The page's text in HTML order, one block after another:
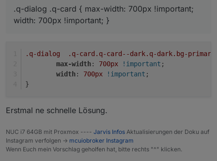
	max-width: 700px !important;
	width: 700px !important;
welche du für Dein System brauchst .
Menü vom Widget:
.q-dialog .q-card { max-width: 700px !important;
width: 700px !important; }
.q-dialog .q-card .q-card--dark.q-dark.bg-primary
max-width: 700px !important ;
width: 700px !important ;
}
Erstmal ne schnelle Lösung.
NUC i7 64GB mit Proxmox ---- Jarvis Infos Aktualisierungen der Doku auf
Instagram verfolgen -> mcuiobroker Instagram
Wenn Euch mein Vorschlag geholfen hat, bitte rechts "^" klicken.